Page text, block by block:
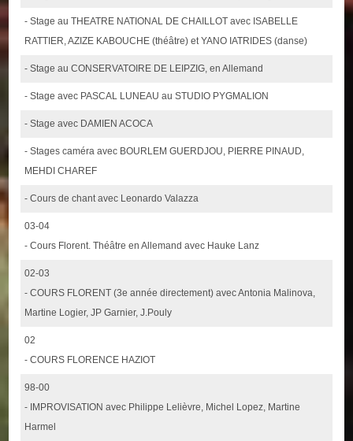
- Stage au THEATRE NATIONAL DE CHAILLOT avec ISABELLE
RATTIER, AZIZE KABOUCHE (théâtre) et YANO IATRIDES (danse)
- Stage au CONSERVATOIRE DE LEIPZIG, en Allemand
- Stage avec PASCAL LUNEAU au STUDIO PYGMALION
- Stage avec DAMIEN ACOCA
- Stages caméra avec BOURLEM GUERDJOU, PIERRE PINAUD,
MEHDI CHAREF
- Cours de chant avec Leonardo Valazza
03-04
- Cours Florent. Théâtre en Allemand avec Hauke Lanz
02-03
- COURS FLORENT (3e année directement) avec Antonia Malinova,
Martine Logier, JP Garnier, J.Pouly
02
- COURS FLORENCE HAZIOT
98-00
- IMPROVISATION avec Philippe Lelièvre, Michel Lopez, Martine
Harmel